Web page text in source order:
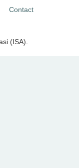
Contact
(ISA).